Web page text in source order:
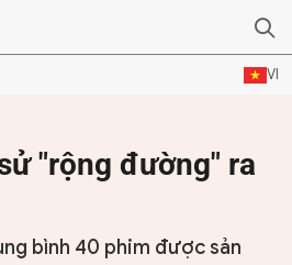
VI
"rộng đường" ra
bình 40 phim được sản